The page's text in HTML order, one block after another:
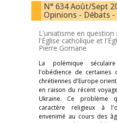
N° 634 Août/Sept
Opinions - Débats -
L'uniatisme en question
l'Église catholique et
Pierre Gomane
La polémique
l'obédience de certaines
chrétiennes d'Europe
en raison du récent
Ukraine. Ce problème
caractère religieux à
envenimé au cours des